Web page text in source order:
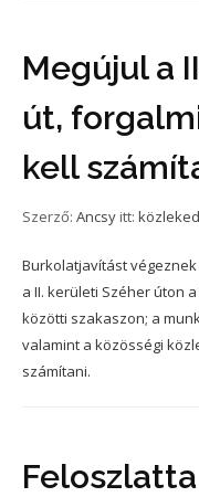
Megújul a
út,
kell
Szerző: Ancsy itt:
Burkolatjavítást
a II. kerületi Széher úton
közötti szakaszon; a
valamint a közösségi
számítani.